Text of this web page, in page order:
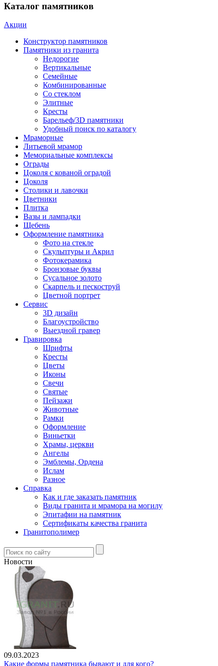
Каталог памятников
Акции
Конструктор памятников
Памятники из гранита
Недорогие
Вертикальные
Семейные
Комбинированные
Со стеклом
Элитные
Кресты
Барельеф/3D памятники
Удобный поиск по каталогу
Мраморные
Литьевой мрамор
Мемориальные комплексы
Ограды
Цоколя с кованой оградой
Цоколя
Столики и лавочки
Цветники
Плитка
Вазы и лампадки
Щебень
Оформление памятника
Фото на стекле
Скульптуры и Акрил
Фотокерамика
Бронзовые буквы
Сусальное золото
Скарпель и пескоструй
Цветной портрет
Сервис
3D дизайн
Благоустройство
Выездной гравер
Гравировка
Шрифты
Кресты
Цветы
Иконы
Свечи
Святые
Пейзажи
Животные
Рамки
Оформление
Виньетки
Храмы, церкви
Ангелы
Эмблемы, Ордена
Ислам
Разное
Справка
Как и где заказать памятник
Виды гранита и мрамора на могилу
Эпитафии на памятник
Сертификаты качества гранита
Гранитополимер
Новости
09.03.2023
Какие формы памятника бывают и для кого?